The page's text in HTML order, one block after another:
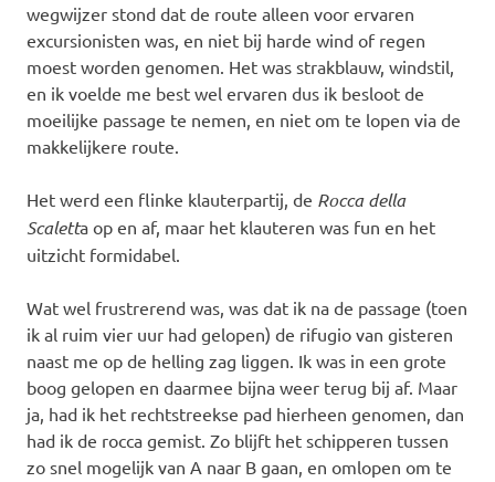
wegwijzer stond dat de route alleen voor ervaren
excursionisten was, en niet bij harde wind of regen
moest worden genomen. Het was strakblauw, windstil,
en ik voelde me best wel ervaren dus ik besloot de
moeilijke passage te nemen, en niet om te lopen via de
makkelijkere route.
Het werd een flinke klauterpartij, de Rocca della
Scaletta op en af, maar het klauteren was fun en het
uitzicht formidabel.
Wat wel frustrerend was, was dat ik na de passage (toen
ik al ruim vier uur had gelopen) de rifugio van gisteren
naast me op de helling zag liggen. Ik was in een grote
boog gelopen en daarmee bijna weer terug bij af. Maar
ja, had ik het rechtstreekse pad hierheen genomen, dan
had ik de rocca gemist. Zo blijft het schipperen tussen
zo snel mogelijk van A naar B gaan, en omlopen om te